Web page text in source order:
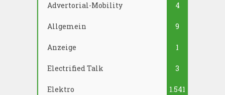
Advertorial-Mobility 4
Allgemein 9
Anzeige 1
Electrified Talk 3
Elektro 1.541